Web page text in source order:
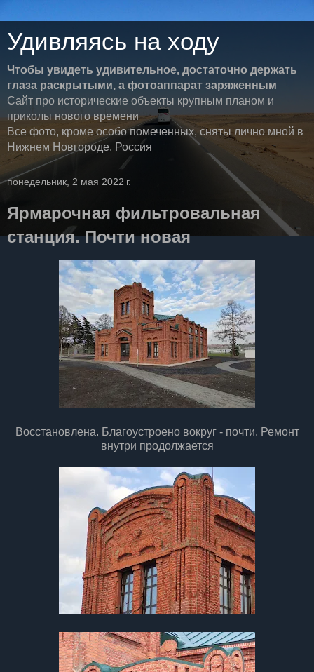
Удивляясь на ходу
Чтобы увидеть удивительное, достаточно держать
глаза раскрытыми, а фотоаппарат заряженным
Сайт про исторические объекты крупным планом и
приколы нового времени
Все фото, кроме особо помеченных, сняты лично мной в
Нижнем Новгороде, Россия
понедельник, 2 мая 2022 г.
Ярмарочная фильтровальная
станция. Почти новая
Восстановлена. Благоустроено вокруг - почти. Ремонт
внутри продолжается